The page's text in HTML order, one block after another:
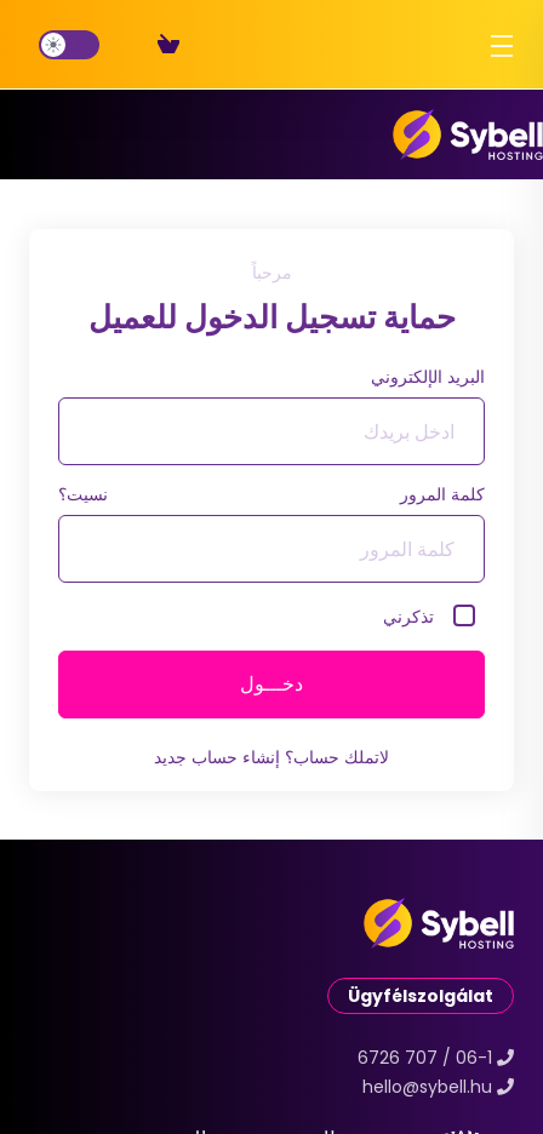
مرحباً
حماية تسجيل الدخول للعميل
البريد الإلكتروني
كلمة المرور نسيت؟
تذكرني
دخـــول
لاتملك حساب؟ إنشاء حساب جديد
Ügyfélszolgálat
06-1 / 707 6726
hello@sybell.hu